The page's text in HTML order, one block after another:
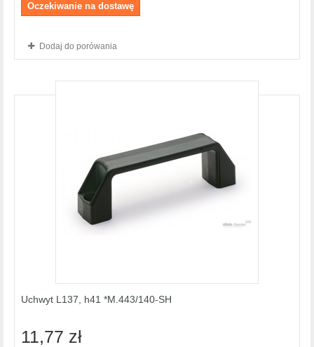
Oczekiwanie na dostawę
Dodaj do porówania
Uchwyt L137, h41 *M.443/140-SH
11,77 zł